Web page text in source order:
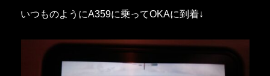
いつものようにA359に乗ってOKAに到着↓